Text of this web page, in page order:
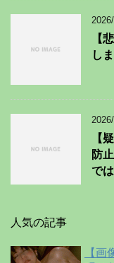
【
し
【
防
で
人気の記事
【